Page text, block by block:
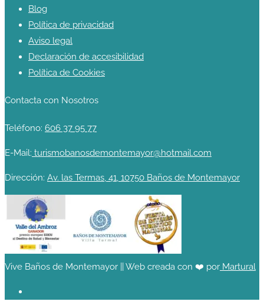
Blog
Política de privacidad
Aviso legal
Declaración de accesibilidad
Política de Cookies
Contacta con Nosotros
Teléfono: 606 37 95 77
E-Mail: turismobanosdemontemayor@hotmail.com
Dirección: Av. las Termas, 41, 10750 Baños de Montemayor
Vive Baños de Montemayor || Web creada con ❤️ por Martural